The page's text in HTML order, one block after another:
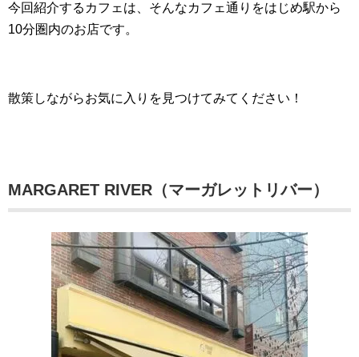
今回紹介するカフェは、そんなカフェ通りをはじめ駅から
10分圏内のお店です。
散策しながらお気に入りを見つけてみてください！
MARGARET RIVER（マーガレットリバー）